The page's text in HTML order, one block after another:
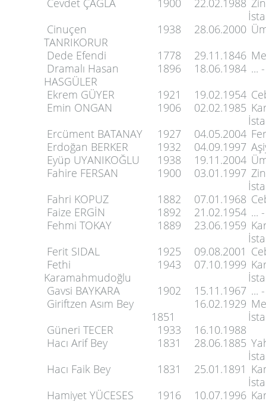
Cevdet ÇAĞLA
1900 22.02.1988
Cinuçen
TANRIKORUR
1938 28.06.2000
Dede Efendi
1778 29.11.1846
Dramalı Hasan
HASGÜLER
1896 18.06.1984 ...
Ekrem GÜYER
1921 19.02.1954
Emin ONGAN
1906 02.02.1985
Ercüment BATANAY
1927 04.05.2004
Erdoğan BERKER
1932 04.09.1997
Eyüp UYANIKOĞLU
1938 19.11.2004
Fahire FERSAN
1900 03.01.1997
Fahri KOPUZ
1882 07.01.1968
Faize ERGİN
1892 21.02.1954 ...
Fehmi TOKAY
1889 23.06.1959
Ferit SIDAL
1925 09.08.2001
Fethi
Karamahmudoğlu
1943 07.10.1999
Gavsi BAYKARA
1902 15.11.1967 ...
Giriftzen Asım Bey
1851
16.02.1929
Güneri TECER
1933
16.10.1988
Hacı Arif Bey
1831 28.06.1885
Hacı Faik Bey
1831 25.01.1891
Hamiyet YÜCESES
1916 10.07.1996